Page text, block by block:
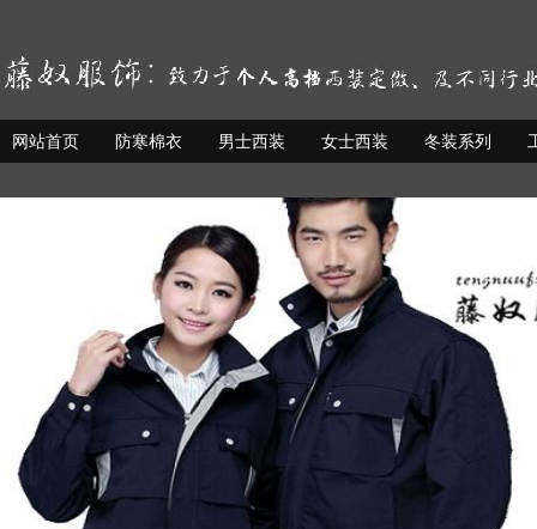
网站首页 防寒棉衣 男士西装 女士西装 冬装系列